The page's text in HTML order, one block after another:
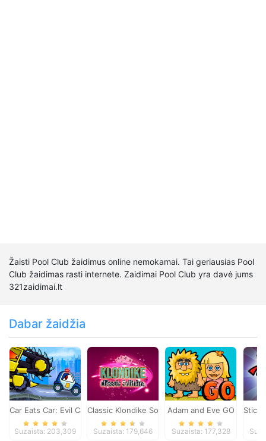
Žaisti Pool Club žaidimus online nemokamai. Tai geriausias Pool
Club žaidimas rasti internete. Zaidimai Pool Club yra davė jums
321zaidimai.lt
Dabar žaidžia
Car Eats Car: Evil Cars
Suzaista: 203,309
Classic Klondike Solitaire Card Game
Suzaista: 179,646
Adam and Eve GO
Suzaista: 177,328